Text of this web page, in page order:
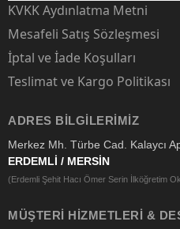
KVKK Aydınlatma Metni
Mesafeli Satış Sözleşmesi
İptal ve İade Koşulları
Teslimat ve Kargo Politikası
ADRES BILGILERIMIZ
Merkez Mh. Türbe Cad. Kalaycı
ERDEMLİ / MERSİN
(Erdemli Şehit Hacı Ömer Serin İlköğretim
MÜŞTERI HIZMETLERI &